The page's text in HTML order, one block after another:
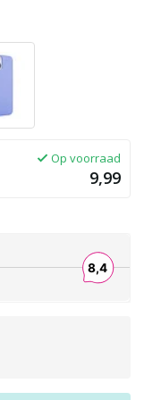
Op voorraad
9,99